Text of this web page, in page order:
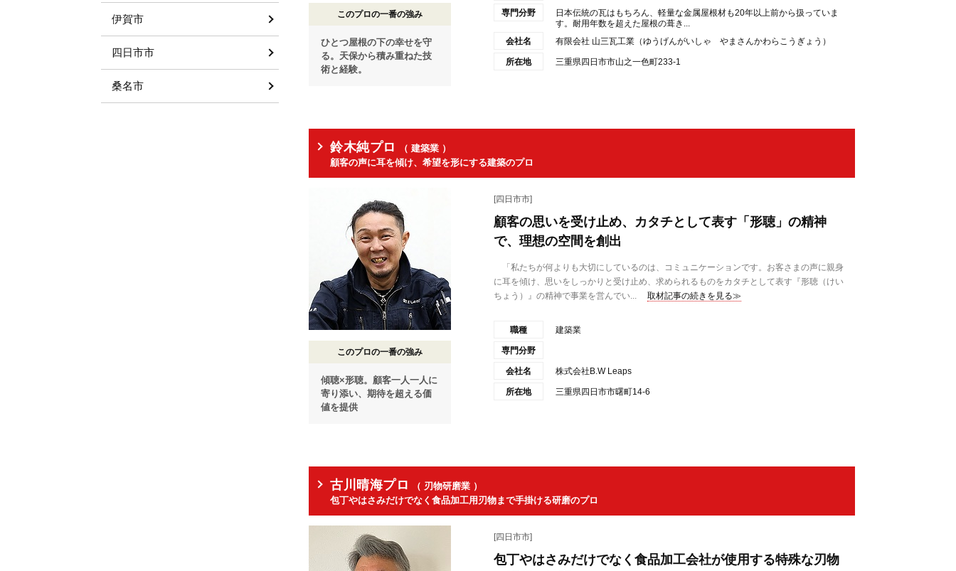
このプロの一番の強み
ひとつ屋根の下の幸せを守
る。天保から積み重ねた技
術と経験。
専門分野
日本伝統の瓦はもちろん、軽量な金属屋根材も20年以上前から扱っていま
す。耐用年数を超えた屋根の葺き...
会社名
有限会社 山三瓦工業（ゆうげんがいしゃ やまさんかわらこうぎょう）
所在地 三重県四日市市山之一色町233-1
鈴木純プロ
（ 建築業 ）
顧客の声に耳を傾け、希望を形にする建築のプロ
このプロの一番の強み
傾聴×形聴。顧客一人一人に
寄り添い、期待を超える価
値を提供
[四日市市]
顧客の思いを受け止め、カタチとして表す「形聴」の精神
で、理想の空間を創出
「私たちが何よりも大切にしているのは、コミュニケーションです。お客さまの声に親身
に耳を傾け、思いをしっかりと受け止め、求められるものをカタチとして表す『形聴（けい
ちょう）』の精神で事業を営んでい...
取材記事の続きを見る≫
職種 建築業
専門分野
会社名 株式会社B.W Leaps
所在地 三重県四日市市曙町14-6
古川晴海プロ
（ 刃物研磨業 ）
包丁やはさみだけでなく食品加工用刃物まで手掛ける研磨のプロ
[四日市市]
包丁やはさみだけでなく食品加工会社が使用する特殊な刃物
伊賀市
四日市市
桑名市